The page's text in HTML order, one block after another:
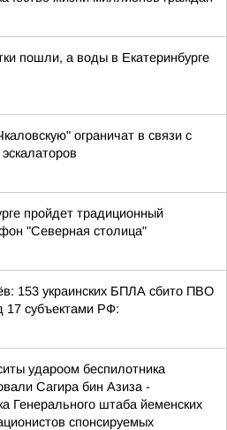
пошли, а воды в Екатеринбурге
ограничат в связи с
пройдет традиционный
"Северная столица"
153 украинских БПЛА сбито ПВО
17 субъектами РФ:
удароом беспилотника
Сагира бин Азиза -
Генерального штаба йеменских
спонсируемых